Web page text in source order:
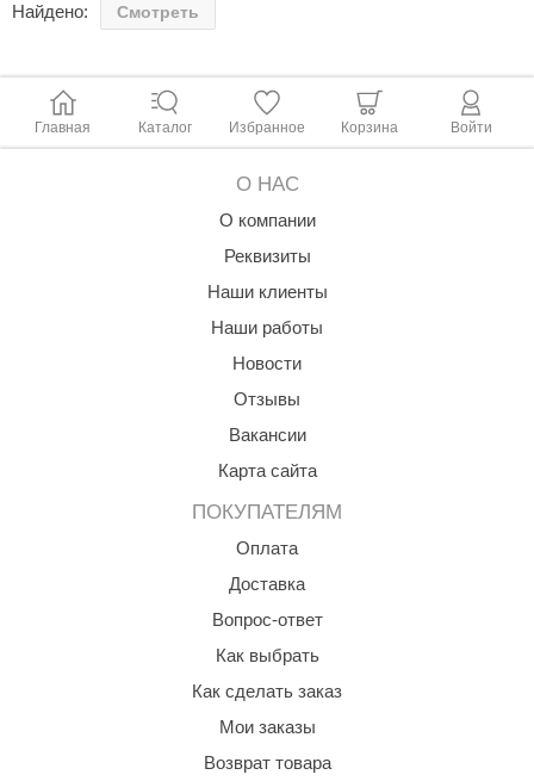
Woods
Найдено: Смотреть
Главная Каталог Избранное Корзина Войти
О НАС
О компании
Реквизиты
Наши клиенты
Наши работы
Новости
Отзывы
Вакансии
Карта сайта
ПОКУПАТЕЛЯМ
Оплата
Доставка
Вопрос-ответ
Как выбрать
Как сделать заказ
Мои заказы
Возврат товара